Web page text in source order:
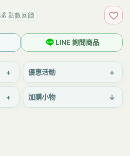
💰 點數回饋 加
LINE 詢問商品
+ 優惠活動 +
+ 加購小物 ↓